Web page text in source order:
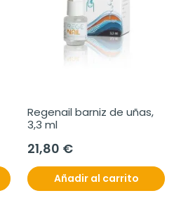
Regenail barniz de uñas,
3,3 ml
21,80 €
Añadir al carrito